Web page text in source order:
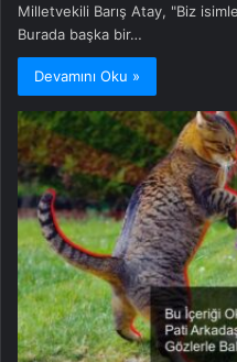
Milletvekili Barış Atay, "Biz
Burada başka bir…
Devamını Oku »